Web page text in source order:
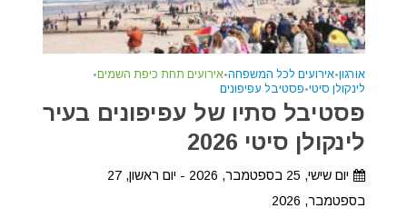
אורגון•אירועים לכל המשפחה•אירועים תחת כיפת השמים•
לינקולן סיטי•פסטיבל עפיפונים
פסטיבל סתיו של עפיפונים בעיר
לינקולן סיטי 2026
יום שישי, 25 בספטמבר, 2026 - יום ראשון, 27
בספטמבר, 2026